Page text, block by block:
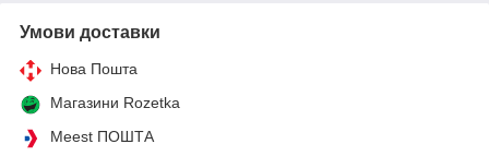
Умови доставки
Нова Пошта
Магазини Rozetka
Meest ПОШТА